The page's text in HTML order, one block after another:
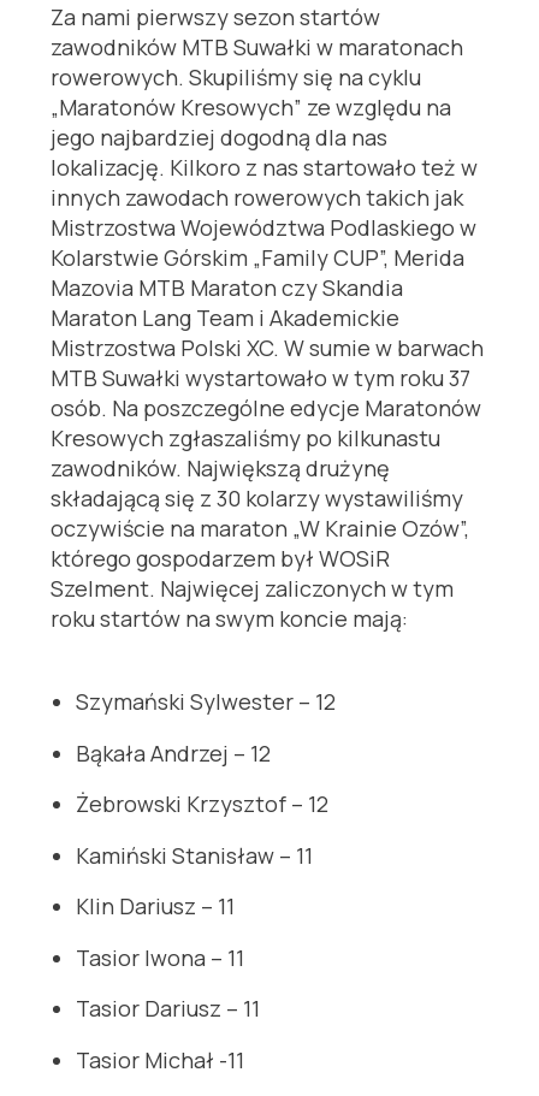
Za nami pierwszy sezon startów
zawodników MTB Suwałki w maratonach
rowerowych. Skupiliśmy się na cyklu
„Maratonów Kresowych” ze względu na
jego najbardziej dogodną dla nas
lokalizację. Kilkoro z nas startowało też w
innych zawodach rowerowych takich jak
Mistrzostwa Województwa Podlaskiego w
Kolarstwie Górskim „Family CUP”, Merida
Mazovia MTB Maraton czy Skandia
Maraton Lang Team i Akademickie
Mistrzostwa Polski XC. W sumie w barwach
MTB Suwałki wystartowało w tym roku 37
osób. Na poszczególne edycje Maratonów
Kresowych zgłaszaliśmy po kilkunastu
zawodników. Największą drużynę
składającą się z 30 kolarzy wystawiliśmy
oczywiście na maraton „W Krainie Ozów”,
którego gospodarzem był WOSiR
Szelment. Najwięcej zaliczonych w tym
roku startów na swym koncie mają:
Szymański Sylwester – 12
Bąkała Andrzej – 12
Żebrowski Krzysztof – 12
Kamiński Stanisław – 11
Klin Dariusz – 11
Tasior Iwona – 11
Tasior Dariusz – 11
Tasior Michał -11